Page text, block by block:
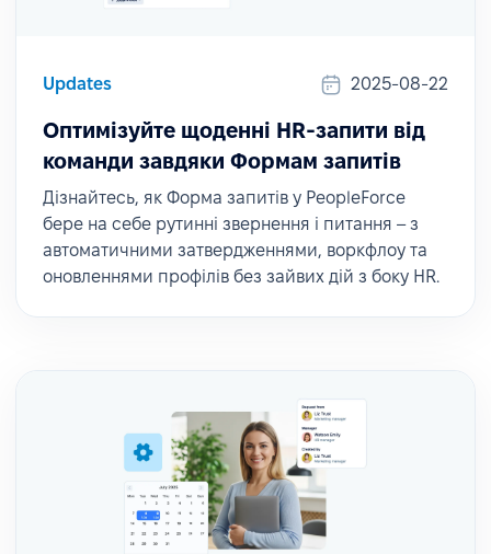
Updates 2025-08-22
Оптимізуйте щоденні HR-запити від
команди завдяки Формам запитів
Дізнайтесь, як Форма запитів у PeopleForce
бере на себе рутинні звернення і питання – з
автоматичними затвердженнями, воркфлоу та
оновленнями профілів без зайвих дій з боку HR.